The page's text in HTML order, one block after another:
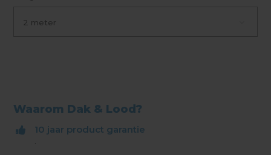
2 meter
Waarom Dak & Lood?
10 jaar product garantie
.